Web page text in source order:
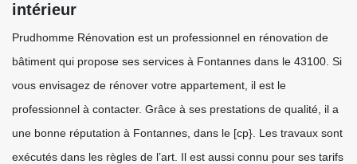
intérieur
Prudhomme Rénovation est un professionnel en rénovation de
bâtiment qui propose ses services à Fontannes dans le 43100. Si
vous envisagez de rénover votre appartement, il est le
professionnel à contacter. Grâce à ses prestations de qualité, il a
une bonne réputation à Fontannes, dans le [cp}. Les travaux sont
exécutés dans les règles de l’art. Il est aussi connu pour ses tarifs